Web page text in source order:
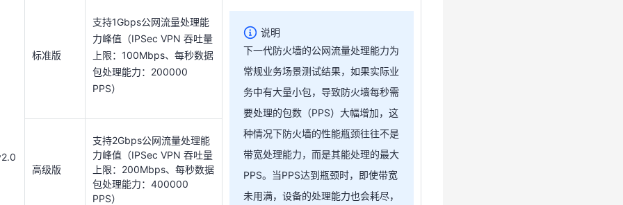
墙规格避免业务访问延迟高。
IPsec VPN说明请参考：常见问题。
企业版
支持4Gbps公网流量处理能
力峰值（IPSec VPN 吞吐量
上限：500Mbps、每秒数据
包处理能力：2500000
PPS）
包括安全成果态势、威胁攻击态势大屏
日志分析
默认需购买500G日志分析量，额外购买步长为50G
标准版
支持1Gbps公网流量处理能
力峰值（IPSec VPN 吞吐量
上限：100Mbps、每秒数据
包处理能力：200000
PPS）
说明
下一代防火墙的公网流量处理能力为
常规业务场景测试结果，如果实际业
务中有大量小包，导致防火墙每秒需
要处理的包数（PPS）大幅增加，这
种情况下防火墙的性能瓶颈往往不是
带宽处理能力，而是其能处理的最大
PPS。当PPS达到瓶颈时，即使带宽
未用满，设备的处理能力也会耗尽，
高级版
支持2Gbps公网流量处理能
力峰值（IPSec VPN 吞吐量
上限：200Mbps、每秒数据
包处理能力：400000
PPS）